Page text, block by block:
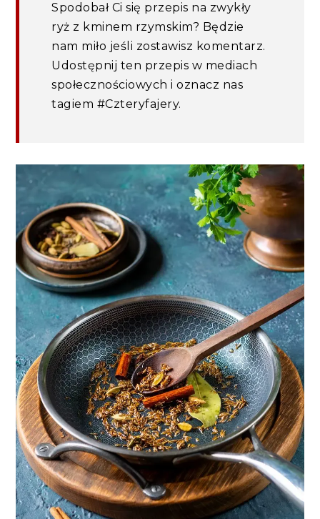
Spodobał Ci się przepis na zwykły
ryż z kminem rzymskim? Będzie
nam miło jeśli zostawisz komentarz.
Udostępnij ten przepis w mediach
społecznościowych i oznacz nas
tagiem #Czteryfajery.